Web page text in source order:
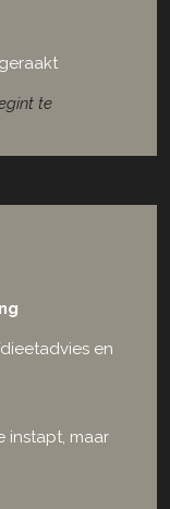
te
en
instapt, maar